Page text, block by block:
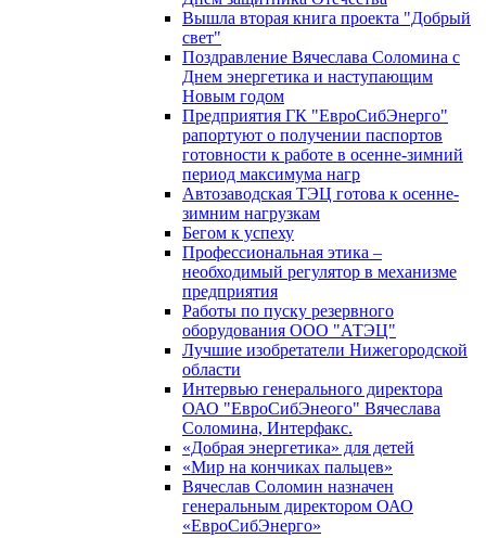
Вышла вторая книга проекта "Добрый
свет"
Поздравление Вячеслава Соломина с
Днем энергетика и наступающим
Новым годом
Предприятия ГК "ЕвроСибЭнерго"
рапортуют о получении паспортов
готовности к работе в осенне-зимний
период максимума нагр
Автозаводская ТЭЦ готова к осенне-
зимним нагрузкам
Бегом к успеху
Профессиональная этика –
необходимый регулятор в механизме
предприятия
Работы по пуску резервного
оборудования ООО "АТЭЦ"
Лучшие изобретатели Нижегородской
области
Интервью генерального директора
ОАО "ЕвроСибЭнеого" Вячеслава
Соломина, Интерфакс.
«Добрая энергетика» для детей
«Мир на кончиках пальцев»
Вячеслав Соломин назначен
генеральным директором ОАО
«ЕвроСибЭнерго»